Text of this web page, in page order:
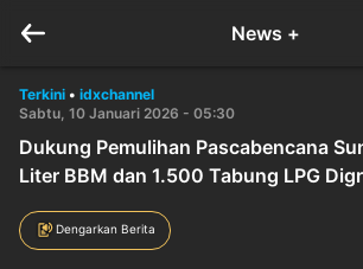
News +
Terkini • idxchannel
Sabtu, 10 Januari 2026 - 05:30
Dukung Pemulihan Pascabencana
Liter BBM dan 1.500 Tabung LPG
Dengarkan Berita